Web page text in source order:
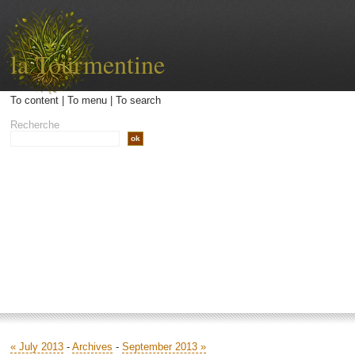
la Tourmentine
To content| To menu| To search
Recherche
« July 2013 - Archives - September 2013 »